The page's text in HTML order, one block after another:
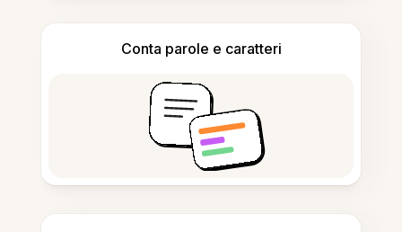
Conta parole e caratteri